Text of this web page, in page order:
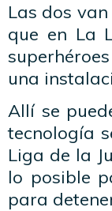
Las dos
que en La
una
Allí se
tecnología
Liga de la
lo posible
para